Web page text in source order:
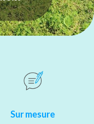
Sur mesure